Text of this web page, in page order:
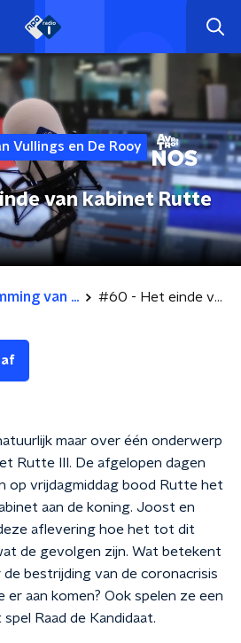
Vullings en De Rooy
van kabinet Rutte
van ... #60 - Het einde van kabinet Rutte III (S02)
af
maar over één onderwerp
Rutte III. De afgelopen dagen
op vrijdagmiddag bood Rutte het
aan de koning. Joost en
aflevering hoe het tot dit
de gevolgen zijn. Wat betekent
bestrijding van de coronacrisis
er aan komen? Ook spelen ze een
Raad de Kandidaat.